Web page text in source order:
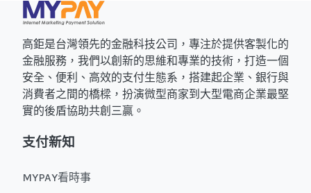
高鉅是台灣領先的金融科技公司，專注於提供客製化的
金融服務，我們以創新的思維和專業的技術，打造一個
安全、便利、高效的支付生態系，搭建起企業、銀行與
消費者之間的橋樑，扮演微型商家到大型電商企業最堅
實的後盾協助共創三贏。
支付新知
MYPAY看時事